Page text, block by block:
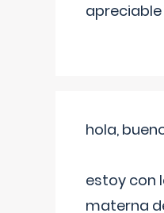
apreciable
hola,
estoy con
materna